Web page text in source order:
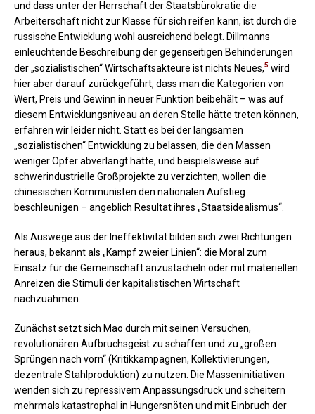
und dass unter der Herrschaft der Staatsbürokratie die
Arbeiterschaft nicht zur Klasse für sich reifen kann, ist durch die
russische Entwicklung wohl ausreichend belegt. Dillmanns
einleuchtende Beschreibung der gegenseitigen Behinderungen
der „sozialistischen“ Wirtschaftsakteure ist nichts Neues,5 wird
hier aber darauf zurückgeführt, dass man die Kategorien von
Wert, Preis und Gewinn in neuer Funktion beibehält – was auf
diesem Entwicklungsniveau an deren Stelle hätte treten können,
erfahren wir leider nicht. Statt es bei der langsamen
„sozialistischen“ Entwicklung zu belassen, die den Massen
weniger Opfer abverlangt hätte, und beispielsweise auf
schwerindustrielle Großprojekte zu verzichten, wollen die
chinesischen Kommunisten den nationalen Aufstieg
beschleunigen – angeblich Resultat ihres „Staatsidealismus“.
Als Auswege aus der Ineffektivität bilden sich zwei Richtungen
heraus, bekannt als „Kampf zweier Linien“: die Moral zum
Einsatz für die Gemeinschaft anzustacheln oder mit materiellen
Anreizen die Stimuli der kapitalistischen Wirtschaft
nachzuahmen.
Zunächst setzt sich Mao durch mit seinen Versuchen,
revolutionären Aufbruchsgeist zu schaffen und zu „großen
Sprüngen nach vorn“ (Kritikkampagnen, Kollektivierungen,
dezentrale Stahlproduktion) zu nutzen. Die Masseninitiativen
wenden sich zu repressivem Anpassungsdruck und scheitern
mehrmals katastrophal in Hungersnöten und mit Einbruch der